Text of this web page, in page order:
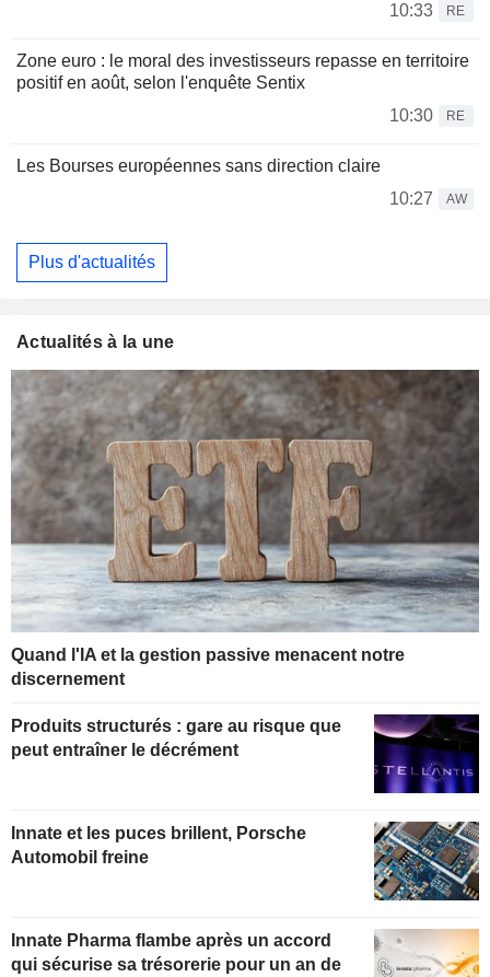
10:33
RE
Zone euro : le moral des investisseurs repasse en territoire
positif en août, selon l'enquête Sentix
10:30
RE
Les Bourses européennes sans direction claire
10:27
AW
Plus d'actualités
Actualités à la une
Quand l'IA et la gestion passive menacent notre
discernement
Produits structurés : gare au risque que
peut entraîner le décrément
Innate et les puces brillent, Porsche
Automobil freine
Innate Pharma flambe après un accord
qui sécurise sa trésorerie pour un an de